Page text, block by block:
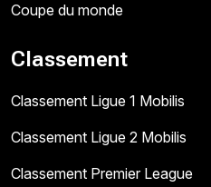
Coupe du monde
Classement
Classement Ligue 1 Mobilis
Classement Ligue 2 Mobilis
Classement Premier League